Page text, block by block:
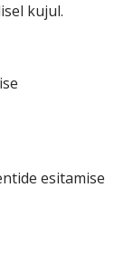
kujul.
esitamise